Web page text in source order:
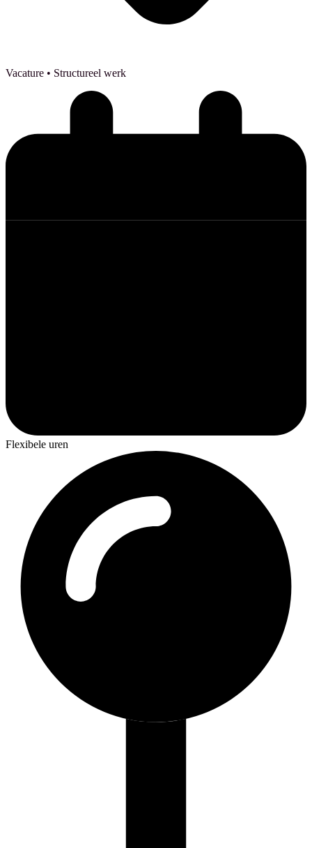
Vacature • Structureel werk
Flexibele uren